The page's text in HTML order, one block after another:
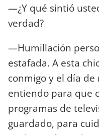
—¿Y qué sintió
verdad?
—Humillación
estafada. A esta
conmigo y el día
entiendo para que
programas de
guardado, para